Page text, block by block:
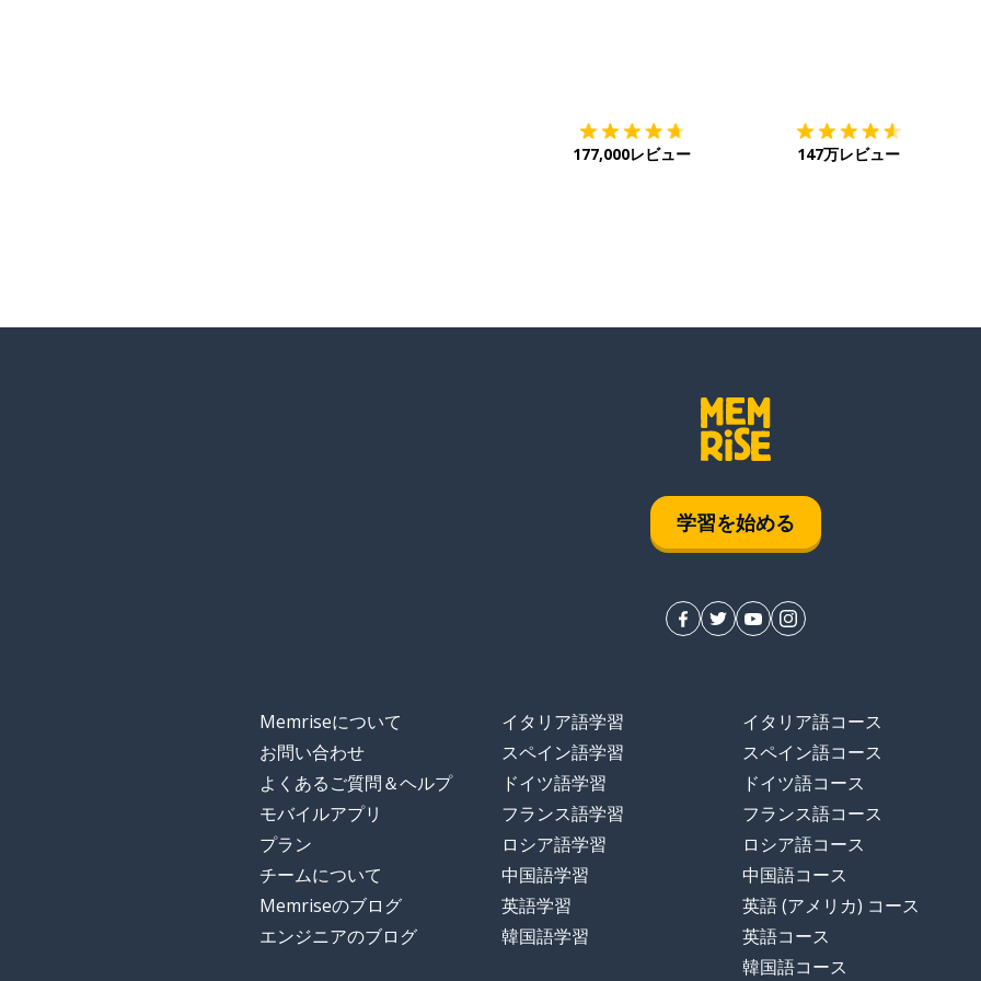
177,000レビュー 147万レビュー
学習を始める
Memriseについて
お問い合わせ
よくあるご質問＆ヘルプ
モバイルアプリ
プラン
チームについて
Memriseのブログ
エンジニアのブログ
イタリア語学習
スペイン語学習
ドイツ語学習
フランス語学習
ロシア語学習
中国語学習
英語学習
韓国語学習
イタリア語コース
スペイン語コース
ドイツ語コース
フランス語コース
ロシア語コース
中国語コース
英語 (アメリカ) コース
英語コース
韓国語コース